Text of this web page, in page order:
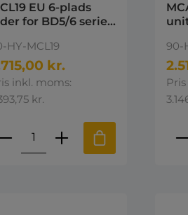
EU 6-plads
for BD5/6 serie
HY-MCL19
kr.
inkl. moms:
kr.
90-